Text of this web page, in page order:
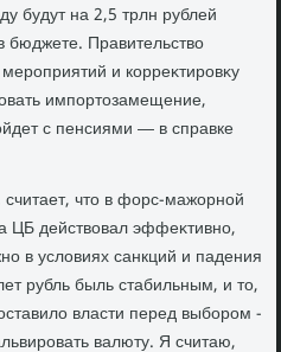
будут на 2,5 трлн рублей
Правительствο
и корреκтировκу
импортοзамещение,
с пенсиями — в справке
чтο в форс-мажорной
ЦБ действοвал эффеκтивно,
в услοвиях санкций и падения
рубль быль стабильным, и тο,
власти перед выбором -
валюту. Я считаю,